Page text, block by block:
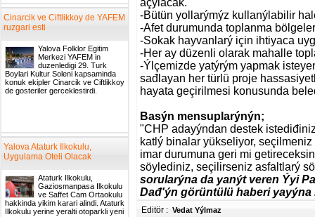
açýlacak.
-Bütün yollarýmýz kullanýlabilir
-Afet durumunda toplanma
-Sokak hayvanlarý için ihtiyaca
-Her ay düzenli olarak mahalle
-Ýlçemizde yatýrým yapmak
sađlayan her türlü proje
hayata geçirilmesi konusunda
Basýn mensuplarýnýn;
"CHP adayýndan destek
katlý binalar yükseliyor,
imar durumuna geri mi
söylediniz, seçilirseniz asfaltlarý
sorularýna da yanýt veren Ýyi
Dađ'ýn görüntülü haberi yayýna
Editör : Vedat Yýlmaz
Cinarcik ve Ciftlikkoy de YAFEM
ruzgari esti
Yalova Folklor Egitim
Merkezi YAFEM in
duzenledigi 29. Turk
Boylari Kultur Soleni kapsaminda
konuk ekipler Cinarcik ve Ciftlikkoy
de gosteriler gerceklestirdi.
Yalova Ataturk Ilkokulu,
Uygulama Oteli Olacak
Ataturk Ilkokulu,
Gaziosmanpasa Ilkokulu
ve Saffet Cam Ortaokulu
hakkinda yikim karari alindi. Ataturk
Ilkokulu yerine yeralti otoparkli yeni